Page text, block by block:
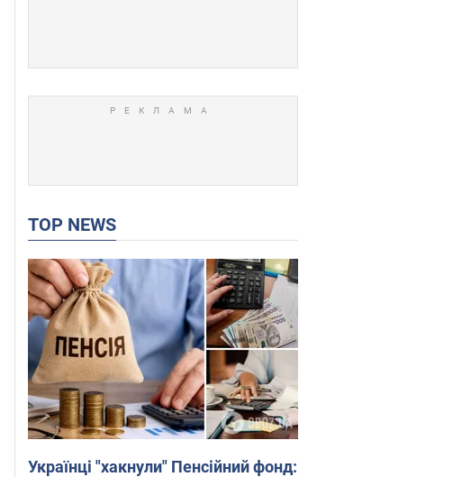
TOP NEWS
Українці "хакнули" Пенсійний фонд: